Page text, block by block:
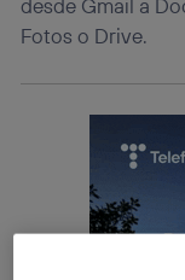
Fotos o Drive.